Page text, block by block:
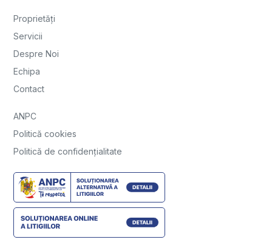
Proprietăți
Servicii
Despre Noi
Echipa
Contact
ANPC
Politică cookies
Politică de confidențialitate